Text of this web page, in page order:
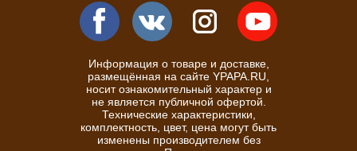
Информация о товаре и доставке,
размещённая на сайте YPAPA.RU,
носит ознакомительный характер и
не является публичной офертой.
Технические характеристики,
комплектность, цвет, цена могут быть
изменены производителем без